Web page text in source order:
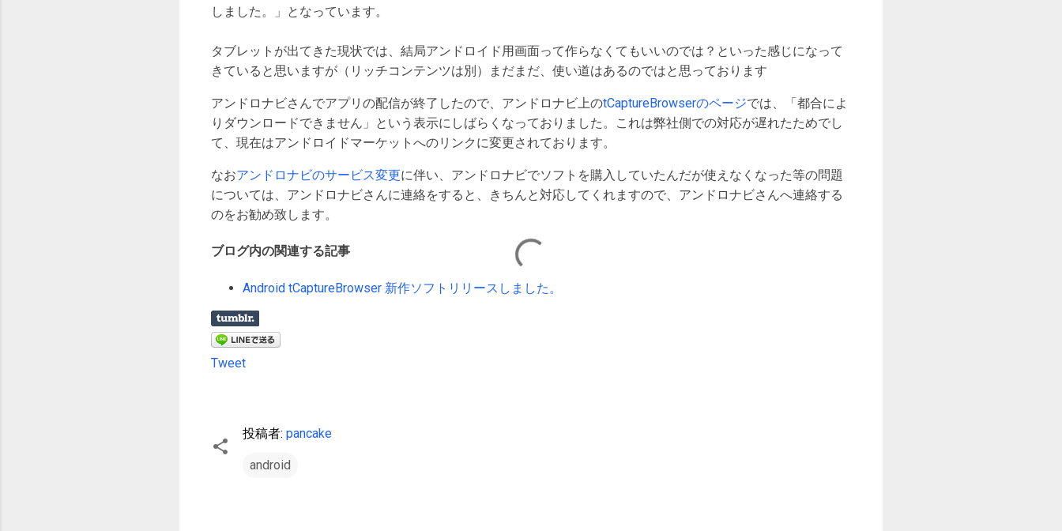
しました。」となっています。
タブレットが出てきた現状では、結局アンドロイド用画面って作らなくてもいいのでは？といった感じになって
きていると思いますが（リッチコンテンツは別）まだまだ、使い道はあるのではと思っております
アンドロナビさんでアプリの配信が終了したので、アンドロナビ上のtCaptureBrowserのページでは、「都合によ
りダウンロードできません」という表示にしばらくなっておりました。これは弊社側での対応が遅れたためでし
て、現在はアンドロイドマーケットへのリンクに変更されております。
なおアンドロナビのサービス変更に伴い、アンドロナビでソフトを購入していたんだが使えなくなった等の問題
については、アンドロナビさんに連絡をすると、きちんと対応してくれますので、アンドロナビさんへ連絡する
のをお勧め致します。
ブログ内の関連する記事
Android tCaptureBrowser 新作ソフトリリースしました。
Tweet
投稿者: pancake
android